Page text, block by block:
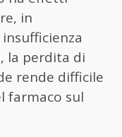
in
la perdita di
rende difficile
farmaco sul